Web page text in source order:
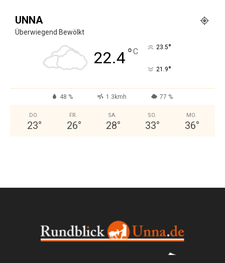
UNNA
Überwiegend Bewölkt
22.4°C 23.5°
21.9°
48 % 1.3kmh 77 %
DO.
23°
FR.
26°
SA.
28°
SO.
33°
MO.
36°